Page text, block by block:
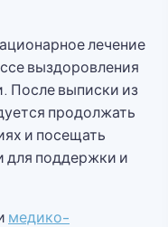
лечение
выздоровления
После выписки из
продолжать
и посещать
для поддержки и
медико-